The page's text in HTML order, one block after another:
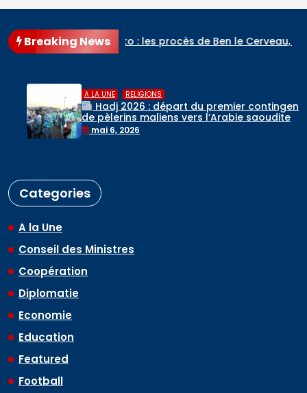
Breaking News
procès de Ben le Cerveau, du Commandant Daouda
A LA UNE , RELIGIONS
Hadj 2026 : départ du premier contingent
de pèlerins maliens vers l’Arabie saoudite
mai 6, 2026
Categories
A la Une
Conseil des Ministres
Coopération
Diplomatie
Economie
Education
Featured
Football